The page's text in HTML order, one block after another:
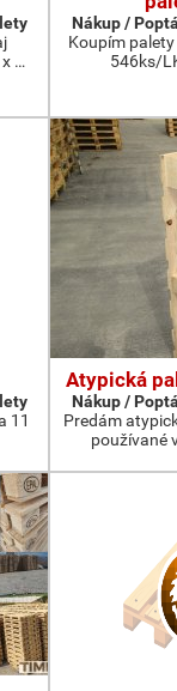
…
Nákup /
Koupím
546ks/
11
Atypická
Nákup /
Predám
používané